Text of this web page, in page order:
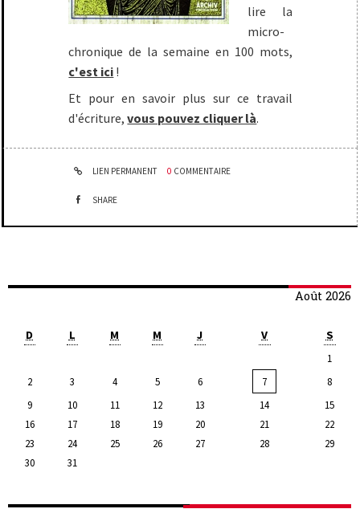
Août 2026
D L M M J V S
1
2
3 4 5 6 7
8
9
10 11 12 13 14
15
16
17 18 19 20 21
22
23
24 25 26 27 28
29
30
31
lire la
micro-
chronique de la semaine en 100 mots,
c'est ici !
Et pour en savoir plus sur ce travail
d'écriture,vous pouvez cliquer là.
LIEN PERMANENT 0 COMMENTAIRE
SHARE